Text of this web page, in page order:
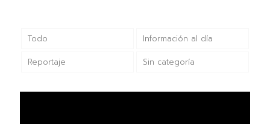
Todo Información al día
Reportaje Sin categoría